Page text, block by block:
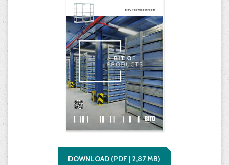
DOWNLOAD (PDF | 2,87MB)